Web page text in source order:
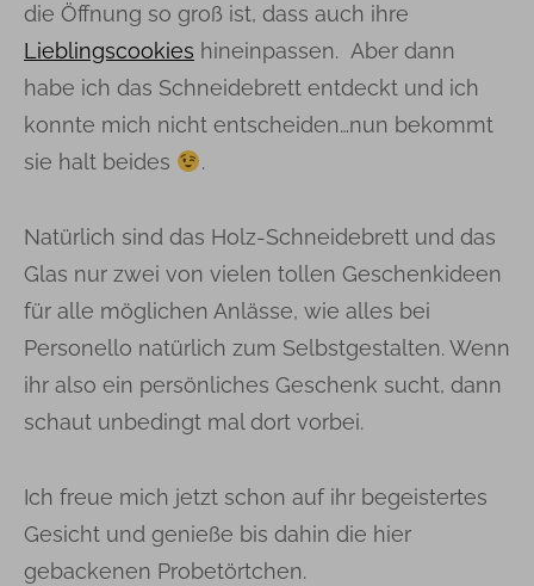
die Öffnung so groß ist, dass auch ihre
Lieblingscookies hineinpassen. Aber dann
habe ich das Schneidebrett entdeckt und ich
konnte mich nicht entscheiden…nun bekommt
sie halt beides
.
Natürlich sind das Holz-Schneidebrett und das
Glas nur zwei von vielen tollen Geschenkideen
für alle möglichen Anlässe, wie alles bei
Personello natürlich zum Selbstgestalten. Wenn
ihr also ein persönliches Geschenk sucht, dann
schaut unbedingt mal dort vorbei.
Ich freue mich jetzt schon auf ihr begeistertes
Gesicht und genieße bis dahin die hier
gebackenen Probetörtchen.